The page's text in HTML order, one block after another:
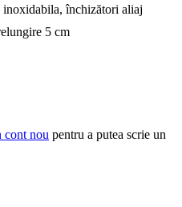
închizători aliaj
5 cm
cont nou pentru a putea scrie un